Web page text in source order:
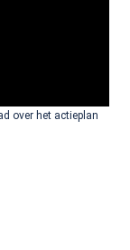
over het actieplan